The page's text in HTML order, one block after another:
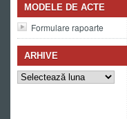
MODELE DE ACTE
Formulare rapoarte
ARHIVE
Arhive